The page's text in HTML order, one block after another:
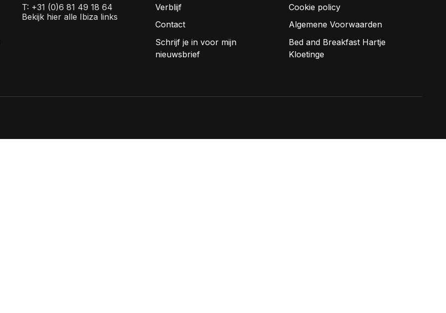
T: +31 (0)6 81 49 18 64
Bekijk hier alle Ibiza links
Verblijf
Contact
Schrijf je in voor mijn
nieuwsbrief
Cookie policy
Algemene Voorwaarden
Bed and Breakfast Hartje
Kloetinge